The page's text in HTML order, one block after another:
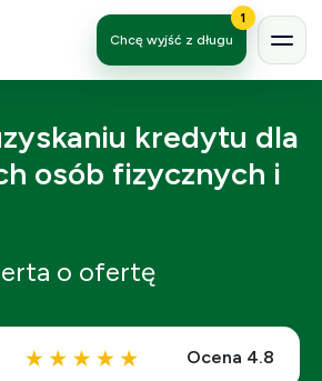
Chcę wyjść z długu
1
kredytu dla
osób fizycznych i
o ofertę
Ocena 4.8